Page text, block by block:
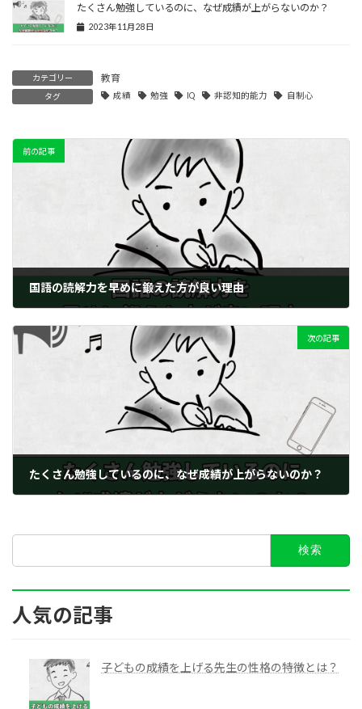
たくさん勉強しているのに、なぜ成績が上がらないのか？
2023年11月28日
カテゴリー 教育
タグ 成績 勉強 IQ 非認知的能力 自制心
前の記事
国語の読解力を早めに鍛えた方が良い理由
次の記事
たくさん勉強しているのに、なぜ成績が上がらないのか？
人気の記事
子どもの成績を上げる先生の性格の特徴とは？